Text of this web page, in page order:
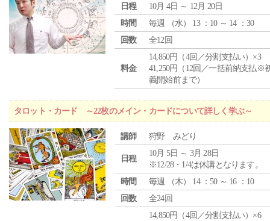
日程
10月 4日 ～ 12月 20日
時間
毎週 （水） 13 ：10 ～ 14 ：30
回数
全12回
料金
14,850円（4回／分割支払い）×3
41,250円（12回／一括前納支払※
義開始前まで）
タロット・カード ～22枚のメイン・カードについて詳しく学ぶ～
講師 狩野 みどり
日程
10月 5日 ～ 3月 28日
※12/28・1/4は休講となります。
時間
毎週 （木） 14 ：50 ～ 16 ：10
回数
全24回
14,850円（4回／分割支払い）×6